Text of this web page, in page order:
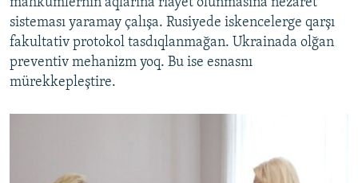
mahkümlerniñ aqlarına riayet olunmasına nezaret
sisteması yaramay çalışa. Rusiyede iskencelerge qarşı
fakultativ protokol tasdıqlanmağan. Ukrainada olğan
preventiv mehanizm yoq. Bu ise esnasnı
mürekkepleştire.